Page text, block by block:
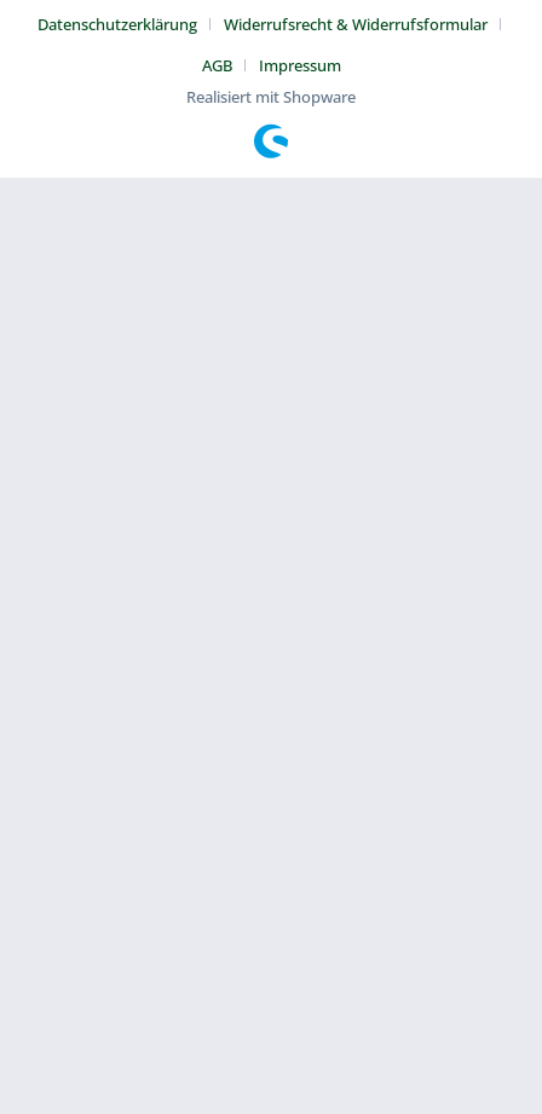
Datenschutzerklärung
Widerrufsrecht & Widerrufsformular
AGB
Impressum
Realisiert mit Shopware